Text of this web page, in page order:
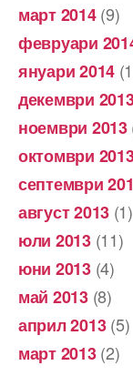
март 2014(9)
февруари
януари 2014
декември
ноември 2013
октомври
септември
август 2013 (1)
юли 2013(11)
юни 2013(4)
май 2013(8)
април 2013(5)
март 2013(2)